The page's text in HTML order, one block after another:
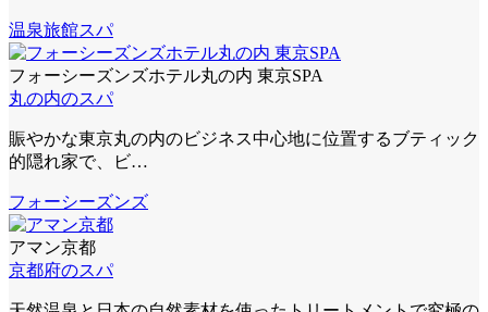
温泉旅館スパ
フォーシーズンズホテル丸の内 東京SPA
丸の内のスパ
賑やかな東京丸の内のビジネス中心地に位置するブティック
的隠れ家で、ビ…
フォーシーズンズ
アマン京都
京都府のスパ